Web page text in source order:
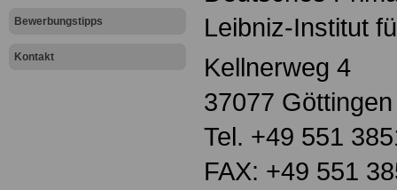
Bewerbungstipps
Kontakt
Leibniz-Institut
Kellnerweg 4
37077 Göttingen
Tel. +49 551
FAX: +49 551